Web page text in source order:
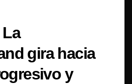
gira hacia
y